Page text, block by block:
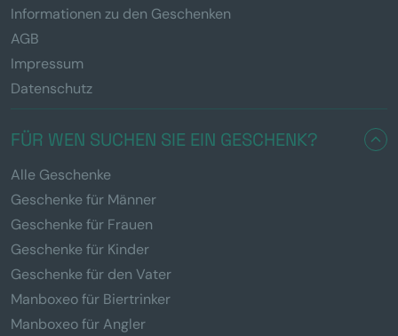
Informationen zu den Geschenken
AGB
Impressum
Datenschutz
FÜR WEN SUCHEN SIE EIN GESCHENK?
Alle Geschenke
Geschenke für Männer
Geschenke für Frauen
Geschenke für Kinder
Geschenke für den Vater
Manboxeo für Biertrinker
Manboxeo für Angler